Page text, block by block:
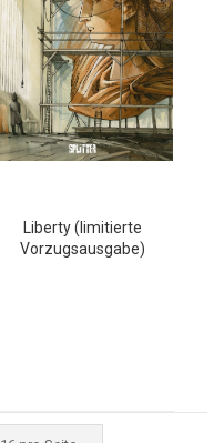
Liberty (limitierte
Vorzugsausgabe)